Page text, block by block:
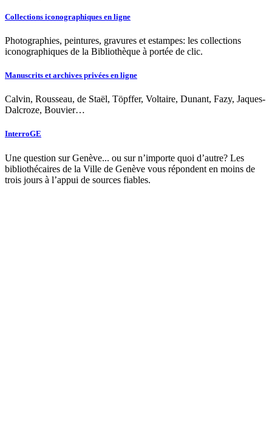
Collections iconographiques en ligne
Photographies, peintures, gravures et estampes: les collections
iconographiques de la Bibliothèque à portée de clic.
Manuscrits et archives privées en ligne
Calvin, Rousseau, de Staël, Töpffer, Voltaire, Dunant, Fazy, Jaques-
Dalcroze, Bouvier…
InterroGE
Une question sur Genève... ou sur n’importe quoi d’autre? Les
bibliothécaires de la Ville de Genève vous répondent en moins de
trois jours à l’appui de sources fiables.